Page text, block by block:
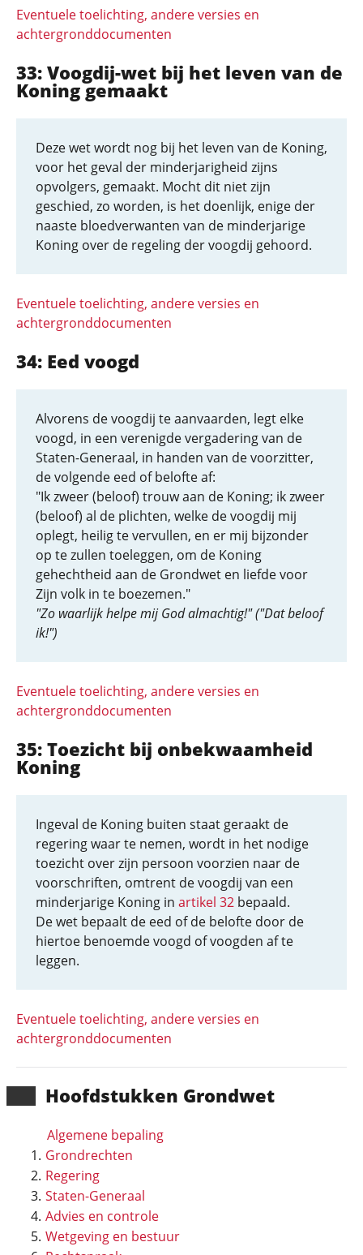
Hoofd­stukken Grondwet
Algemene bepaling
Grondrechten
Regering
Staten-Generaal
Advies en controle
Wetgeving en bestuur
Eventuele toelichting, andere versies en
achtergronddocumenten
33: Voogdij-wet bij het leven van de
Koning gemaakt
Deze wet wordt nog bij het leven van de Koning,
voor het geval der minderjarigheid zijns
opvolgers, gemaakt. Mocht dit niet zijn
geschied, zo worden, is het doenlijk, enige der
naaste bloedverwanten van de minderjarige
Koning over de regeling der voogdij gehoord.
Eventuele toelichting, andere versies en
achtergronddocumenten
34: Eed voogd
Alvorens de voogdij te aanvaarden, legt elke
voogd, in een verenigde vergadering van de
Staten-Generaal, in handen van de voorzitter,
de volgende eed of belofte af:
"Ik zweer (beloof) trouw aan de Koning; ik zweer
(beloof) al de plichten, welke de voogdij mij
oplegt, heilig te vervullen, en er mij bijzonder
op te zullen toeleggen, om de Koning
gehechtheid aan de Grondwet en liefde voor
Zijn volk in te boezemen."
"Zo waarlijk helpe mij God almachtig!" ("Dat beloof
ik!")
Eventuele toelichting, andere versies en
achtergronddocumenten
35: Toezicht bij onbekwaamheid
Koning
Ingeval de Koning buiten staat geraakt de
regering waar te nemen, wordt in het nodige
toezicht over zijn persoon voorzien naar de
voorschriften, omtrent de voogdij van een
minderjarige Koning in artikel 32 bepaald.
De wet bepaalt de eed of de belofte door de
hiertoe benoemde voogd of voogden af te
leggen.
Eventuele toelichting, andere versies en
achtergronddocumenten